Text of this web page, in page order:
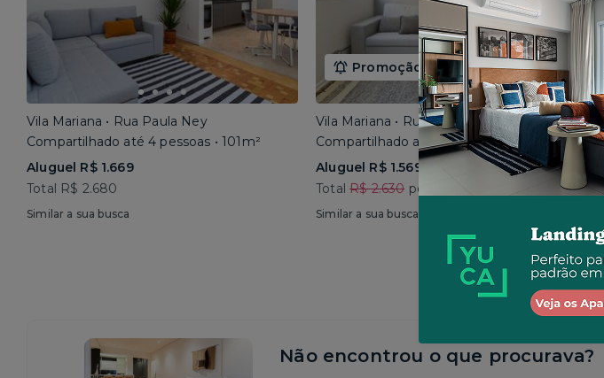
Vila Mariana • Rua Paula Ney
Compartilhado até 4 pessoas • 101m²
Aluguel R$ 1.669
Total R$ 2.680
Similar a sua busca
Promoção até 15/08
Vila Mariana • Rua José do Patrocínio
Compartilhado até 4 pessoas • 110m²
Aluguel R$ 1.569
TotalR$ 2.630por R$ 2.625
Similar a sua busca
Não encontrou o que procurava?